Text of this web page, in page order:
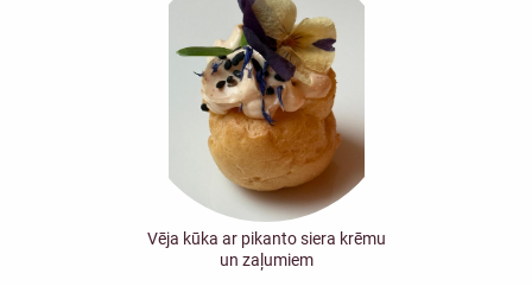
Vēja kūka ar pikanto siera krēmu
un zaļumiem